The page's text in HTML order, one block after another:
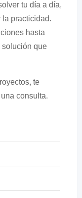
tu día a día,
practicidad.
hasta
solución que
te
consulta.